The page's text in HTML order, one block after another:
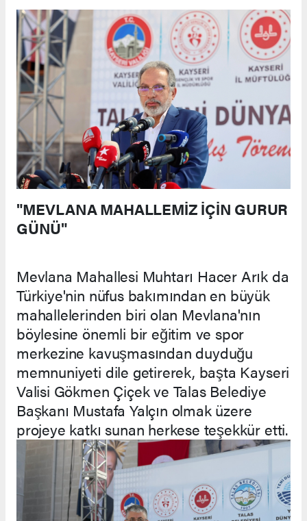
"MEVLANA MAHALLEMİZ İÇİN GURUR
GÜNÜ"
Mevlana Mahallesi Muhtarı Hacer Arık da
Türkiye'nin nüfus bakımından en büyük
mahallelerinden biri olan Mevlana'nın
böylesine önemli bir eğitim ve spor
merkezine kavuşmasından duyduğu
memnuniyeti dile getirerek, başta Kayseri
Valisi Gökmen Çiçek ve Talas Belediye
Başkanı Mustafa Yalçın olmak üzere
projeye katkı sunan herkese teşekkür etti.